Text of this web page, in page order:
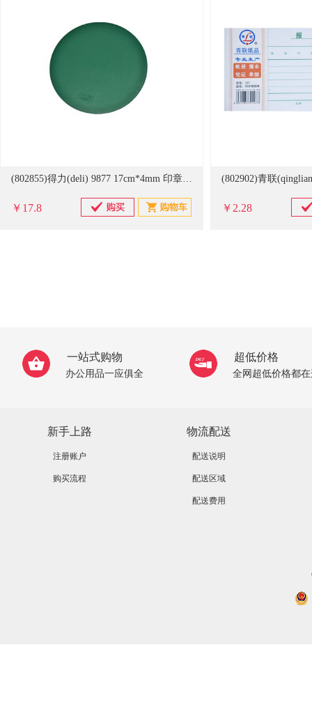
(802855)得力(deli) 9877 17cm*4mm 印章垫(单位：个)
￥17.8 ￥2.28
一站式购物
办公用品一应俱全
超低价格
全网超低价格都
新手上路
注册账户
购买流程
物流配送
配送说明
配送区域
配送费用